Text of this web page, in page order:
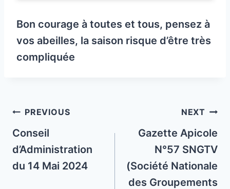
Bon courage à toutes et tous, pensez à
vos abeilles, la saison risque d’être très
compliquée
Post
navigation
PREVIOUS
Conseil
d’Administration
du 14 Mai 2024
NEXT
Gazette Apicole
N°57 SNGTV
(Société Nationale
des Groupements